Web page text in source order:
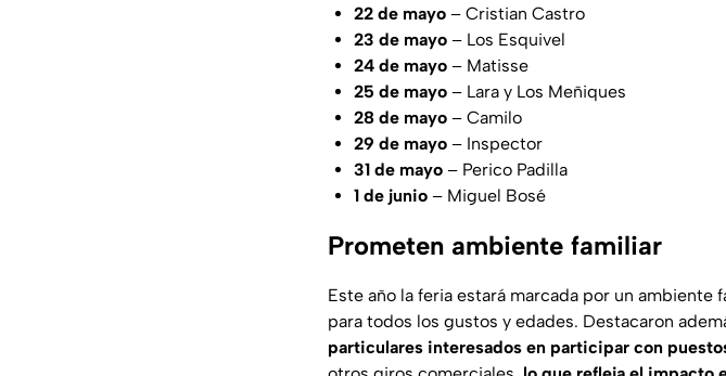
22 de mayo – Cristian Castro
23 de mayo – Los Esquivel
24 de mayo – Matisse
25 de mayo – Lara y Los Meñiques
28 de mayo – Camilo
29 de mayo – Inspector
31 de mayo – Perico Padilla
1 de junio – Miguel Bosé
Prometen ambiente familiar
Este año la feria estará marcada por un
para todos los gustos y edades. Destacaron
particulares interesados en participar con